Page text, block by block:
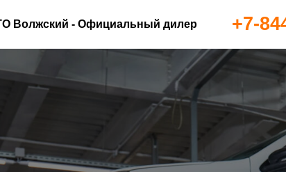
Волжский - Официальный дилер +7-